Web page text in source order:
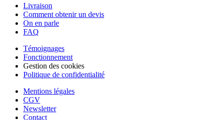
Livraison
Comment obtenir un devis
On en parle
FAQ
Témoignages
Fonctionnement
Gestion des cookies
Politique de confidentialité
Mentions légales
CGV
Newsletter
Contact